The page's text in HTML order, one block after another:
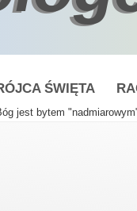
ŚWIĘTA
jest bytem